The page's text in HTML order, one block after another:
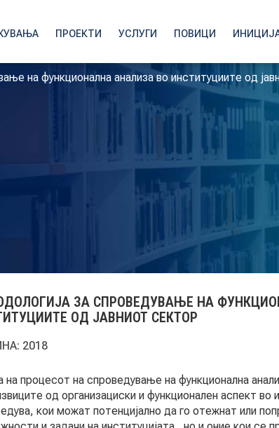
ПРОЕКТИ УСЛУГИ ПОВИЦИ
на функционална анализа во институциите од
ЗА СПРОВЕДУВАЊЕ НА
ОД ЈАВНИОТ СЕКТОР
2018
на процесот на спроведување на функционална
од организациски и функционален аспект во
кои можат потенцијално да го отежнат или